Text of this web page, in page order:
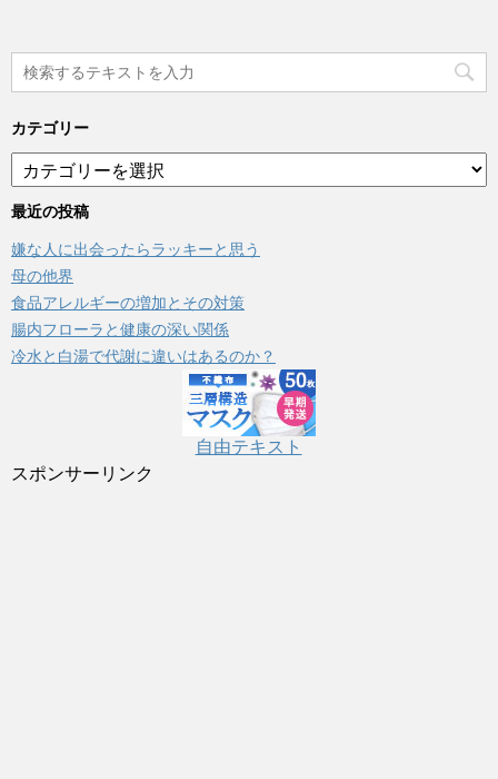
カテゴリー
テ
ゴ
ー
最近の投稿
嫌な人に出会ったらラッキーと思う
母の他界
食品アレルギーの増加とその対策
腸内フローラと健康の深い関係
冷水と白湯で代謝に違いはあるのか？
自由テキスト
スポンサーリンク